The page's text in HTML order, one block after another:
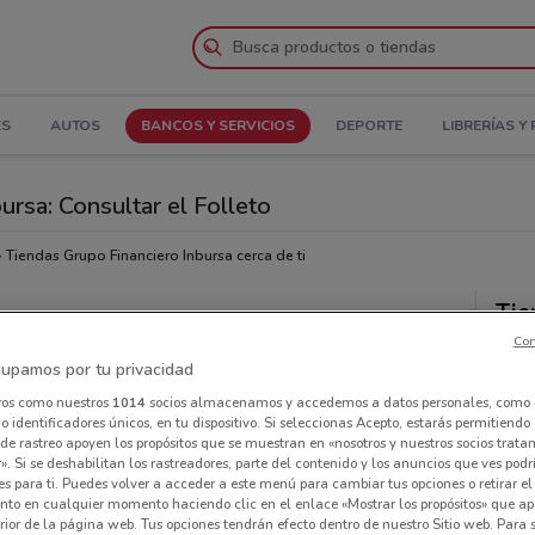
AUTOS BANCOS Y SERVICIOS DEPORTE LIBRERÍAS Y
Consultar el Folleto
Tiendas Grupo Financiero Inbursa cerca de ti
por tu privacidad
como nuestros 1014socios almacenamos y accedemos a datos personales, como
identificadores únicos, en tu dispositivo. Si seleccionas Acepto, estarás
rastreo apoyen los propósitos que se muestran en «nosotros y nuestros socios
Si se deshabilitan los rastreadores, parte del contenido y los anuncios que ves
para ti. Puedes volver a acceder a este menú para cambiar tus opciones o retirar el
en cualquier momento haciendo clic en el enlace «Mostrar los propósitos» que
de la página web. Tus opciones tendrán efecto dentro de nuestro Sitio web. Para